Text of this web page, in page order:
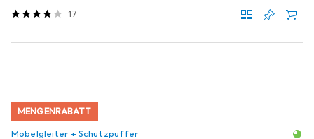
17
MENGENRABATT
Möbelgleiter + Schutzpuffer